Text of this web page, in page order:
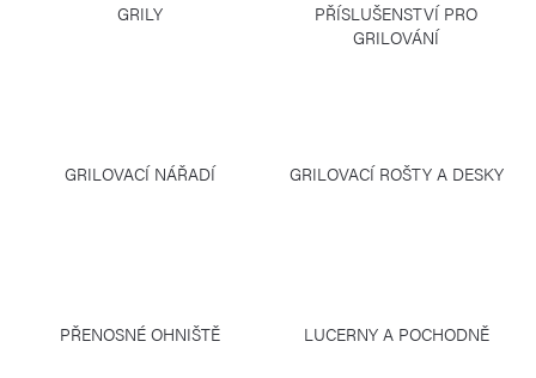
GRILY
PŘÍSLUŠENSTVÍ PRO
GRILOVÁNÍ
GRILOVACÍ NÁŘADÍ GRILOVACÍ ROŠTY A DESKY
PŘENOSNÉ OHNIŠTĚ LUCERNY A POCHODNĚ